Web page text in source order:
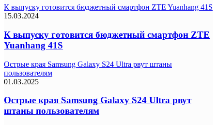
К выпуску готовится бюджетный смартфон ZTE Yuanhang 41S
15.03.2024
К выпуску готовится бюджетный смартфон ZTE
Yuanhang 41S
Острые края Samsung Galaxy S24 Ultra рвут штаны
пользователям
01.03.2025
Острые края Samsung Galaxy S24 Ultra рвут
штаны пользователям